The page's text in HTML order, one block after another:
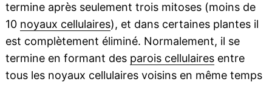
termine après seulement trois mitoses (moins de
10 noyaux cellulaires), et dans certaines plantes il
est complètement éliminé. Normalement, il se
termine en formant des parois cellulairesentre
tous les noyaux cellulaires voisins en même temps